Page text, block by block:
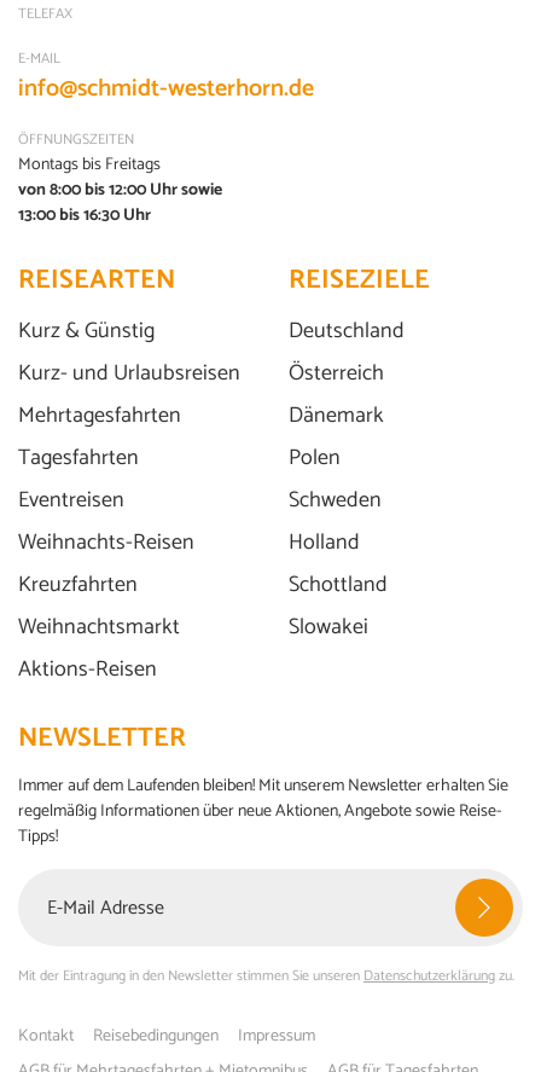
zwei ältere Männer sitzen auf einem
Sofa und reden
©Ljupco Smokovski - stock.adobe.com
TELEFAX
E-MAIL
info@schmidt-westerhorn.de
ÖFFNUNGSZEITEN
Montags bis Freitags
von 8:00 bis 12:00 Uhr sowie
13:00 bis 16:30 Uhr
REISEARTEN
Kurz & Günstig
Kurz- und Urlaubsreisen
Mehrtagesfahrten
Tagesfahrten
Eventreisen
Weihnachts-Reisen
Kreuzfahrten
Weihnachtsmarkt
Aktions-Reisen
REISEZIELE
Deutschland
Österreich
Dänemark
Polen
Schweden
Holland
Schottland
Slowakei
NEWSLETTER
Immer auf dem Laufenden bleiben! Mit unserem Newsletter erhalten Sie
regelmäßig Informationen über neue Aktionen, Angebote sowie Reise-
Tipps!
Mit der Eintragung in den Newsletter stimmen Sie unserenDatenschutzerklärungzu.
Kontakt Reisebedingungen
Impressum